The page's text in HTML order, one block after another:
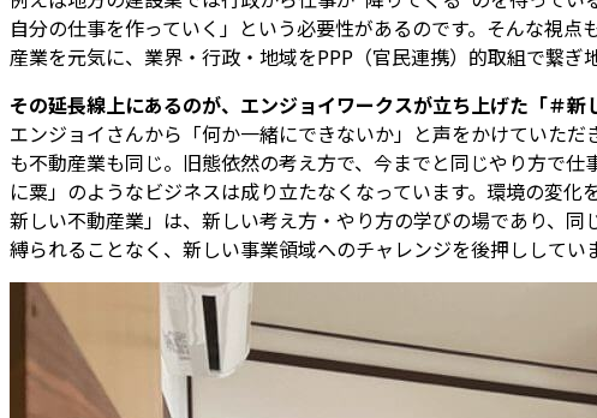
自分の仕事を作っていく」という必要性があるのです。そんな視
産業を元気に、業界・行政・地域をPPP（官民連携）的取組で繋ぎ
――その延長線上にあるのが、エンジョイワークスが立ち上げた「＃
エンジョイさんから「何か一緒にできないか」と声をかけていただ
も不動産業も同じ。旧態依然の考え方で、今までと同じやり方で
に粟」のようなビジネスは成り立たなくなっています。環境の変
新しい不動産業」は、新しい考え方・やり方の学びの場であり、
縛られることなく、新しい事業領域へのチャレンジを後押ししてい